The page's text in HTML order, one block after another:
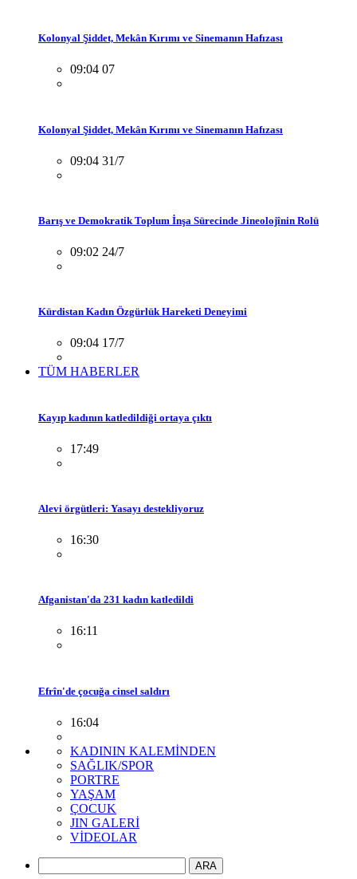
Kolonyal Şiddet, Mekân Kırımı ve Sinemanın Hafızası
09:04 07
Kolonyal Şiddet, Mekân Kırımı ve Sinemanın Hafızası
09:04 31/7
Barış ve Demokratik Toplum İnşa Sürecinde Jineolojînin Rolü
09:02 24/7
Kürdistan Kadın Özgürlük Hareketi Deneyimi
09:04 17/7
TÜM HABERLER
Kayıp kadının katledildiği ortaya çıktı
17:49
Alevi örgütleri: Yasayı destekliyoruz
16:30
Afganistan'da 231 kadın katledildi
16:11
Efrîn'de çocuğa cinsel saldırı
16:04
KADININ KALEMİNDEN
SAĞLIK/SPOR
PORTRE
YAŞAM
ÇOCUK
JIN GALERİ
VİDEOLAR
ARA